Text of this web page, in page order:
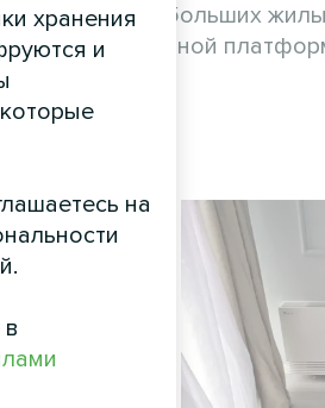
и охлаждению больших
бетонной
хранения
и
на